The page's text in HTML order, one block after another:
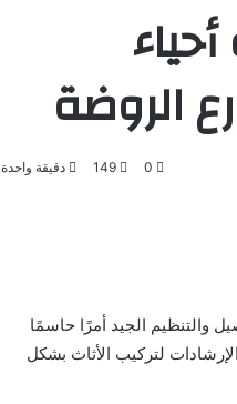
الروضة
0
149 دقيقة واحدة
والتنظيم الجيد أمرًا حاسمًا
لتركيب الأثاث بشكل